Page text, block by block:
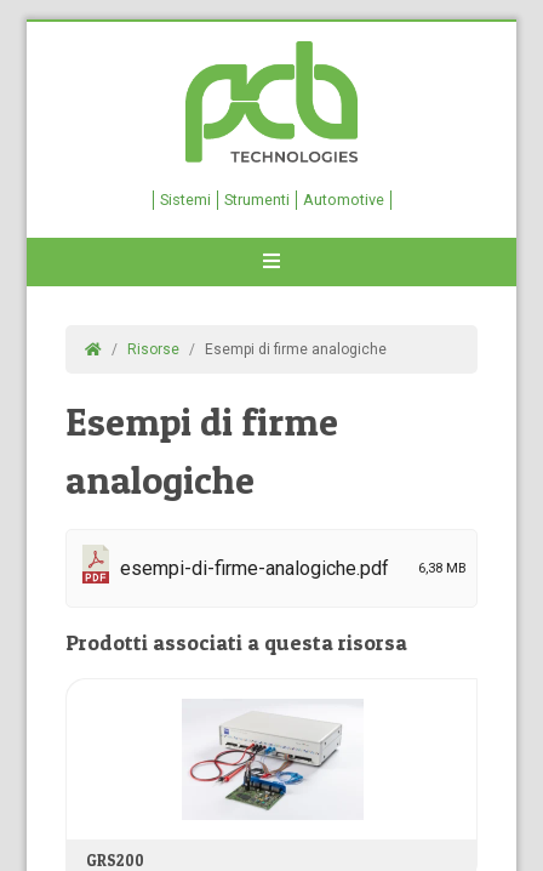
Sistemi Strumenti Automotive
Risorse Esempi di firme analogiche
Esempi di firme
analogiche
esempi-di-firme-analogiche.pdf 6,38 MB
Prodotti associati a questa risorsa
GRS200